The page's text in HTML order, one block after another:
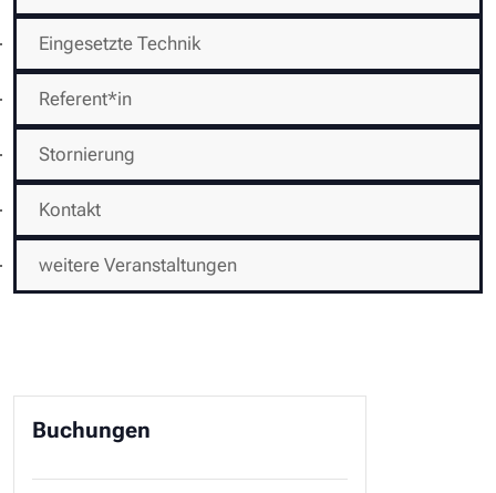
Eingesetzte Technik
Referent*in
Stornierung
Kontakt
weitere Veranstaltungen
Buchungen